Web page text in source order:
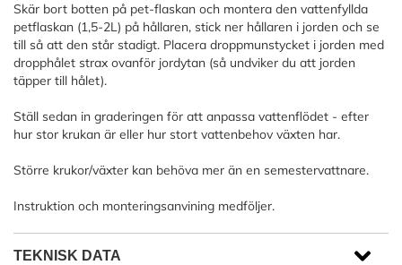
Skär bort botten på pet-flaskan och montera den vattenfyllda
petflaskan (1,5-2L) på hållaren, stick ner hållaren i jorden och se
till så att den står stadigt. Placera droppmunstycket i jorden med
dropphålet strax ovanför jordytan (så undviker du att jorden
täpper till hålet).
Ställ sedan in graderingen för att anpassa vattenflödet - efter
hur stor krukan är eller hur stort vattenbehov växten har.
Större krukor/växter kan behöva mer än en semestervattnare.
Instruktion och monteringsanvining medföljer.
TEKNISK DATA